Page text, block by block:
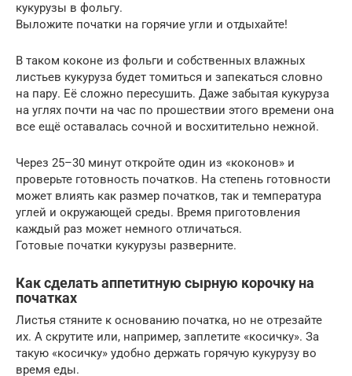
кукурузы в фольгу.
Выложите початки на горячие угли и отдыхайте!
В таком коконе из фольги и собственных влажных
листьев кукуруза будет томиться и запекаться словно
на пару. Её сложно пересушить. Даже забытая кукуруза
на углях почти на час по прошествии этого времени она
все ещё оставалась сочной и восхитительно нежной.
Через 25–30 минут откройте один из «коконов» и
проверьте готовность початков. На степень готовности
может влиять как размер початков, так и температура
углей и окружающей среды. Время приготовления
каждый раз может немного отличаться.
Готовые початки кукурузы разверните.
Как сделать аппетитную сырную корочку на
початках
Листья стяните к основанию початка, но не отрезайте
их. А скрутите или, например, заплетите «косичку». За
такую «косичку» удобно держать горячую кукурузу во
время еды.